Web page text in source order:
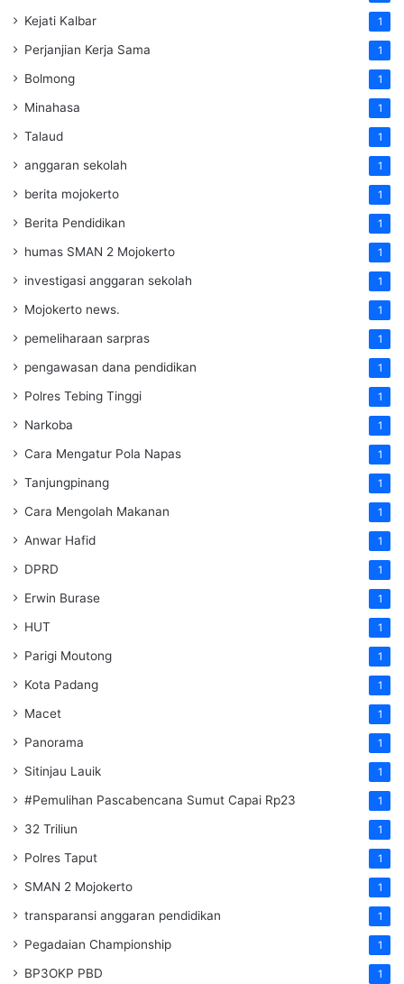
Kejati Kalbar 1
Perjanjian Kerja Sama 1
Bolmong 1
Minahasa 1
Talaud 1
anggaran sekolah 1
berita mojokerto 1
Berita Pendidikan 1
humas SMAN 2 Mojokerto 1
investigasi anggaran sekolah 1
Mojokerto news. 1
pemeliharaan sarpras 1
pengawasan dana pendidikan 1
Polres Tebing Tinggi 1
Narkoba 1
Cara Mengatur Pola Napas 1
Tanjungpinang 1
Cara Mengolah Makanan 1
Anwar Hafid 1
DPRD 1
Erwin Burase 1
HUT 1
Parigi Moutong 1
Kota Padang 1
Macet 1
Panorama 1
Sitinjau Lauik 1
#Pemulihan Pascabencana Sumut Capai Rp23 1
32 Triliun 1
Polres Taput 1
SMAN 2 Mojokerto 1
transparansi anggaran pendidikan 1
Pegadaian Championship 1
BP3OKP PBD 1